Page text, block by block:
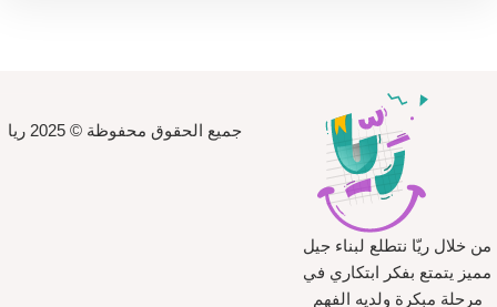
من خلال ريّا نتطلع لبناء جيل
مميز يتمتع بفكر ابتكاري في
مرحلة مبكرة ولديه الفهم
جميع الحقوق محفوظة © 2025 ريا